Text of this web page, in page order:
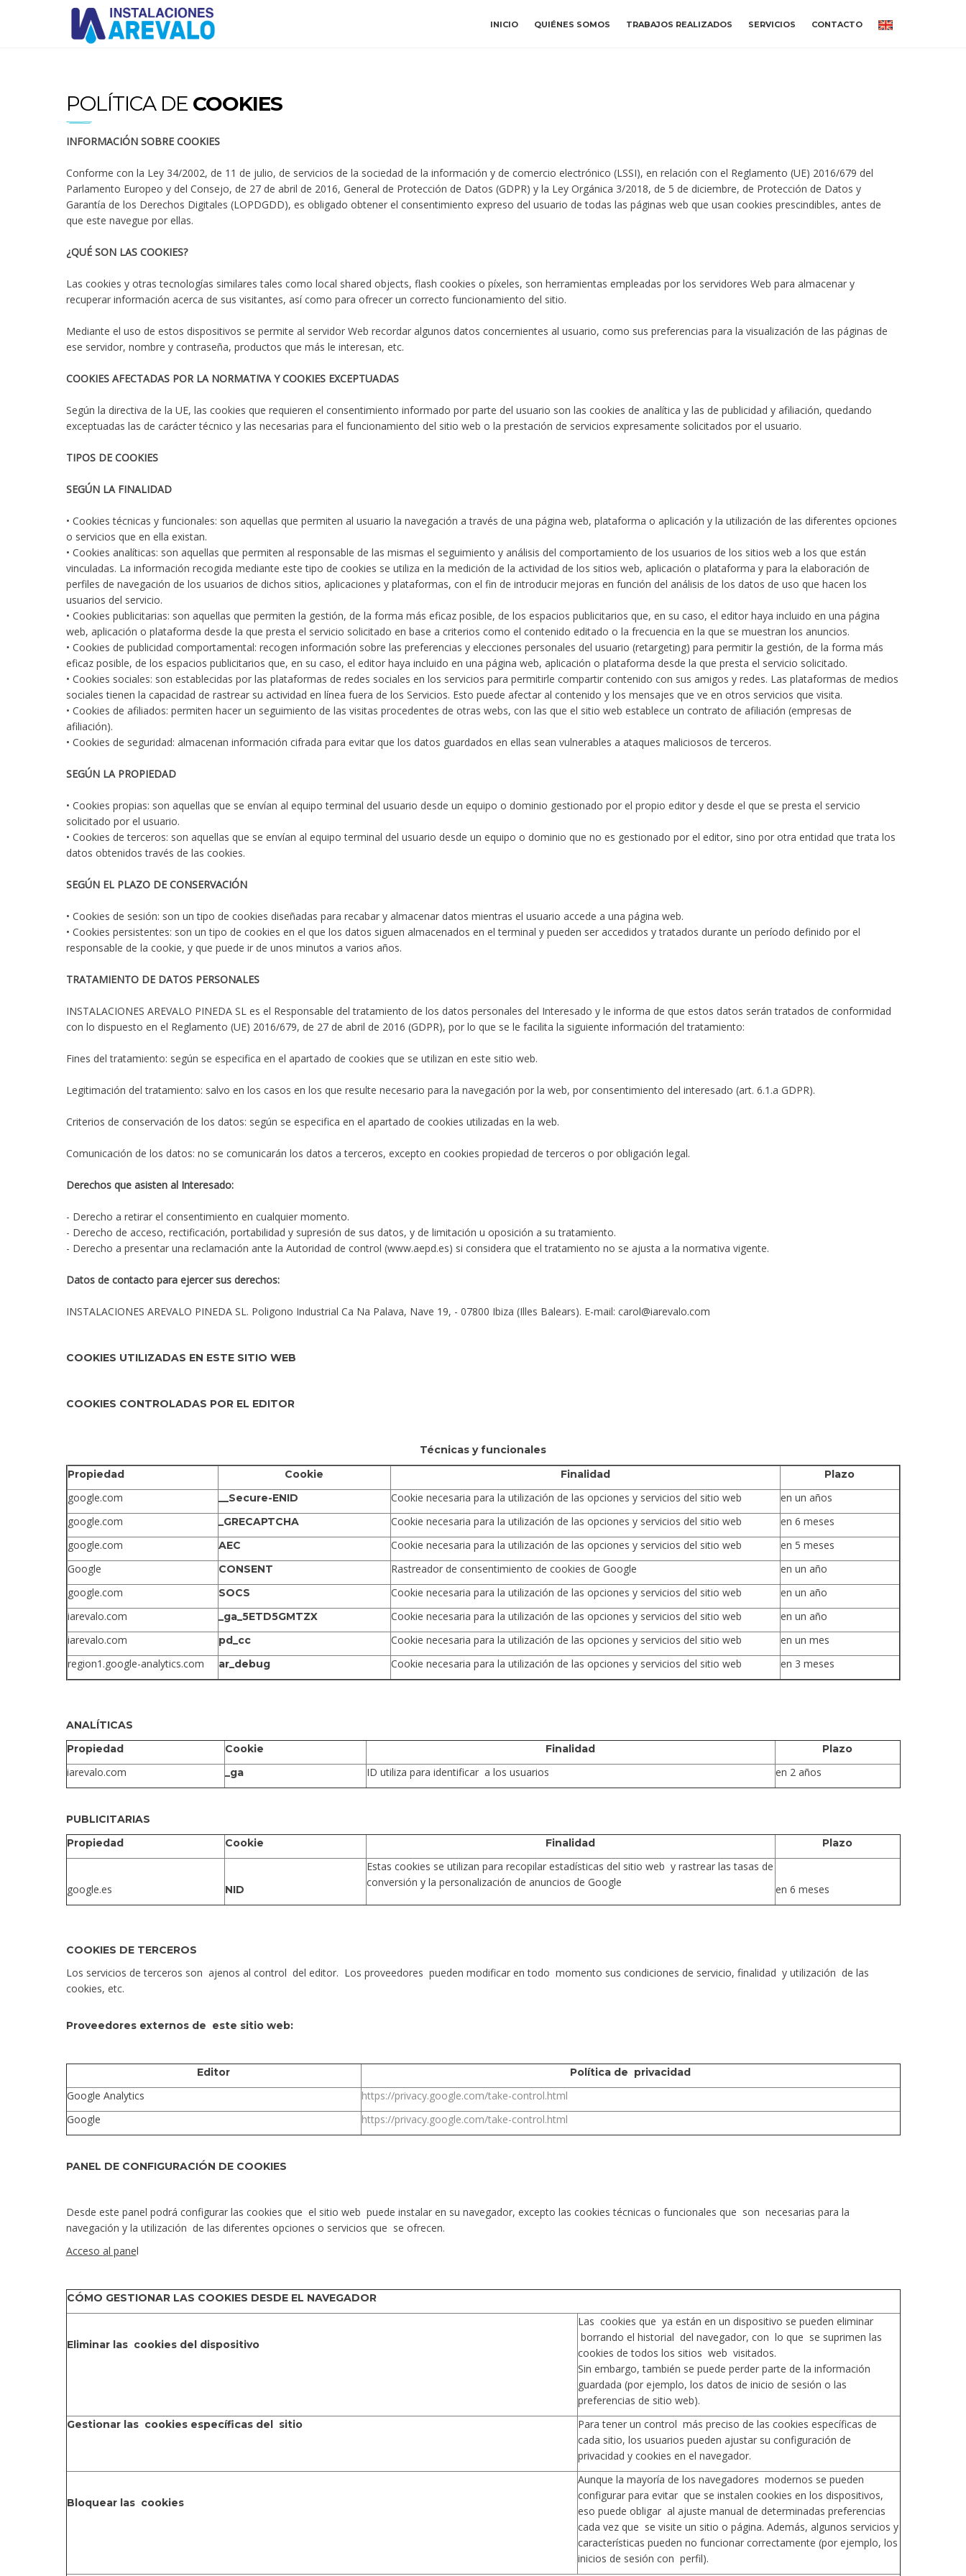
INICIO QUIÉNES SOMOS TRABAJOS REALIZADOS SERVICIOS CONTACTO
POLÍTICA DE COOKIES
INFORMACIÓN SOBRE COOKIES
Conforme con la Ley 34/2002, de 11 de julio, de servicios de la sociedad de la información y de comercio electrónico (LSSI), en relación con el Reglamento (UE) 2016/679 del
Parlamento Europeo y del Consejo, de 27 de abril de 2016, General de Protección de Datos (GDPR) y la Ley Orgánica 3/2018, de 5 de diciembre, de Protección de Datos y
Garantía de los Derechos Digitales (LOPDGDD), es obligado obtener el consentimiento expreso del usuario de todas las páginas web que usan cookies prescindibles, antes de
que este navegue por ellas.
¿QUÉ SON LAS COOKIES?
Las cookies y otras tecnologías similares tales como local shared objects, flash cookies o píxeles, son herramientas empleadas por los servidores Web para almacenar y
recuperar información acerca de sus visitantes, así como para ofrecer un correcto funcionamiento del sitio.
Mediante el uso de estos dispositivos se permite al servidor Web recordar algunos datos concernientes al usuario, como sus preferencias para la visualización de las páginas de
ese servidor, nombre y contraseña, productos que más le interesan, etc.
COOKIES AFECTADAS POR LA NORMATIVA Y COOKIES EXCEPTUADAS
Según la directiva de la UE, las cookies que requieren el consentimiento informado por parte del usuario son las cookies de analítica y las de publicidad y afiliación, quedando
exceptuadas las de carácter técnico y las necesarias para el funcionamiento del sitio web o la prestación de servicios expresamente solicitados por el usuario.
TIPOS DE COOKIES
SEGÚN LA FINALIDAD
• Cookies técnicas y funcionales: son aquellas que permiten al usuario la navegación a través de una página web, plataforma o aplicación y la utilización de las diferentes opciones
o servicios que en ella existan.
• Cookies analíticas: son aquellas que permiten al responsable de las mismas el seguimiento y análisis del comportamiento de los usuarios de los sitios web a los que están
vinculadas. La información recogida mediante este tipo de cookies se utiliza en la medición de la actividad de los sitios web, aplicación o plataforma y para la elaboración de
perfiles de navegación de los usuarios de dichos sitios, aplicaciones y plataformas, con el fin de introducir mejoras en función del análisis de los datos de uso que hacen los
usuarios del servicio.
• Cookies publicitarias: son aquellas que permiten la gestión, de la forma más eficaz posible, de los espacios publicitarios que, en su caso, el editor haya incluido en una página
web, aplicación o plataforma desde la que presta el servicio solicitado en base a criterios como el contenido editado o la frecuencia en la que se muestran los anuncios.
• Cookies de publicidad comportamental: recogen información sobre las preferencias y elecciones personales del usuario (retargeting) para permitir la gestión, de la forma más
eficaz posible, de los espacios publicitarios que, en su caso, el editor haya incluido en una página web, aplicación o plataforma desde la que presta el servicio solicitado.
• Cookies sociales: son establecidas por las plataformas de redes sociales en los servicios para permitirle compartir contenido con sus amigos y redes. Las plataformas de medios
sociales tienen la capacidad de rastrear su actividad en línea fuera de los Servicios. Esto puede afectar al contenido y los mensajes que ve en otros servicios que visita.
• Cookies de afiliados: permiten hacer un seguimiento de las visitas procedentes de otras webs, con las que el sitio web establece un contrato de afiliación (empresas de
afiliación).
• Cookies de seguridad: almacenan información cifrada para evitar que los datos guardados en ellas sean vulnerables a ataques maliciosos de terceros.
SEGÚN LA PROPIEDAD
• Cookies propias: son aquellas que se envían al equipo terminal del usuario desde un equipo o dominio gestionado por el propio editor y desde el que se presta el servicio
solicitado por el usuario.
• Cookies de terceros: son aquellas que se envían al equipo terminal del usuario desde un equipo o dominio que no es gestionado por el editor, sino por otra entidad que trata los
datos obtenidos través de las cookies.
SEGÚN EL PLAZO DE CONSERVACIÓN
• Cookies de sesión: son un tipo de cookies diseñadas para recabar y almacenar datos mientras el usuario accede a una página web.
• Cookies persistentes: son un tipo de cookies en el que los datos siguen almacenados en el terminal y pueden ser accedidos y tratados durante un período definido por el
responsable de la cookie, y que puede ir de unos minutos a varios años.
TRATAMIENTO DE DATOS PERSONALES
INSTALACIONES AREVALO PINEDA SL es el Responsable del tratamiento de los datos personales del Interesado y le informa de que estos datos serán tratados de conformidad
con lo dispuesto en el Reglamento (UE) 2016/679, de 27 de abril de 2016 (GDPR), por lo que se le facilita la siguiente información del tratamiento:
Fines del tratamiento: según se especifica en el apartado de cookies que se utilizan en este sitio web.
Legitimación del tratamiento: salvo en los casos en los que resulte necesario para la navegación por la web, por consentimiento del interesado (art. 6.1.a GDPR).
Criterios de conservación de los datos: según se especifica en el apartado de cookies utilizadas en la web.
Comunicación de los datos: no se comunicarán los datos a terceros, excepto en cookies propiedad de terceros o por obligación legal.
Derechos que asisten al Interesado:
- Derecho a retirar el consentimiento en cualquier momento.
- Derecho de acceso, rectificación, portabilidad y supresión de sus datos, y de limitación u oposición a su tratamiento.
- Derecho a presentar una reclamación ante la Autoridad de control (www.aepd.es) si considera que el tratamiento no se ajusta a la normativa vigente.
Datos de contacto para ejercer sus derechos:
INSTALACIONES AREVALO PINEDA SL. Poligono Industrial Ca Na Palava, Nave 19, - 07800 Ibiza (Illes Balears). E-mail: carol@iarevalo.com
COOKIES UTILIZADAS EN ESTE SITIO WEB
COOKIES CONTROLADAS POR EL EDITOR
Técnicas y funcionales
Propiedad
Cookie Finalidad Plazo
google.com __Secure-ENID Cookie necesaria para la utilización de las opciones y servicios del sitio web
en un años
google.com
_GRECAPTCHA Cookie necesaria para la utilización de las opciones y servicios del sitio web
en 6 meses
google.com
AEC Cookie necesaria para la utilización de las opciones y servicios del sitio web
en 5 meses
Google
CONSENT Rastreador de consentimiento de cookies de Google
en un año
google.com
SOCS Cookie necesaria para la utilización de las opciones y servicios del sitio web
en un año
iarevalo.com
_ga_5ETD5GMTZX Cookie necesaria para la utilización de las opciones y servicios del sitio web
en un año
iarevalo.com
pd_cc Cookie necesaria para la utilización de las opciones y servicios del sitio web
en un mes
region1.google-analytics.com
ar_debug Cookie necesaria para la utilización de las opciones y servicios del sitio web en 3 meses
ANALÍTICAS
Propiedad
Cookie Finalidad Plazo
iarevalo.com _ga ID utiliza para identificar a los usuarios en 2 años
PUBLICITARIAS
Propiedad
Cookie Finalidad Plazo
google.es NID
Estas cookies se utilizan para recopilar estadísticas del sitio web y rastrear las tasas de
conversión y la personalización de anuncios de Google
en 6 meses
COOKIES DE TERCEROS
Los servicios de terceros son ajenos al control del editor. Los proveedores pueden modificar en todo momento sus condiciones de servicio, finalidad y utilización de las
cookies, etc.
Proveedores externos de este sitio web:
Editor Política de privacidad
Google Analytics
https://privacy.google.com/take-control.html
Google
https://privacy.google.com/take-control.html
PANEL DE CONFIGURACIÓN DE COOKIES
Desde este panel podrá configurar las cookies que el sitio web puede instalar en su navegador, excepto las cookies técnicas o funcionales que son necesarias para la
navegación y la utilización de las diferentes opciones o servicios que se ofrecen.
Acceso al panel
CÓMO GESTIONAR LAS COOKIES DESDE EL NAVEGADOR
Eliminar las cookies del dispositivo
Las cookies que ya están en un dispositivo se pueden eliminar
borrando el historial del navegador, con lo que se suprimen las
cookies de todos los sitios web visitados.
Sin embargo, también se puede perder parte de la información
guardada (por ejemplo, los datos de inicio de sesión o las
preferencias de sitio web).
Gestionar las cookies específicas del sitio
Para tener un control más preciso de las cookies específicas de
cada sitio, los usuarios pueden ajustar su configuración de
privacidad y cookies en el navegador.
Bloquear las cookies
Aunque la mayoría de los navegadores modernos se pueden
configurar para evitar que se instalen cookies en los dispositivos,
eso puede obligar al ajuste manual de determinadas preferencias
cada vez que se visite un sitio o página. Además, algunos servicios y
características pueden no funcionar correctamente (por ejemplo, los
inicios de sesión con perfil).